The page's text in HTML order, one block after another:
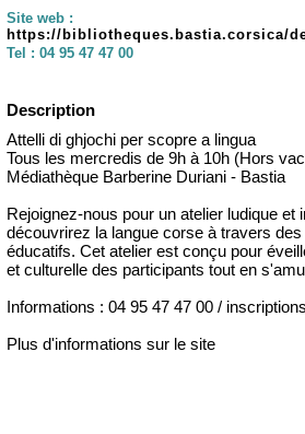
Site web :
https://bibliotheques.bastia.corsica/
Tel : 04 95 47 47 00
Description
Attelli di ghjochi per scopre a lingua
Tous les mercredis de 9h à 10h (Hors
Médiathèque Barberine Duriani - Bastia
Rejoignez-nous pour un atelier ludique et
découvrirez la langue corse à travers
éducatifs. Cet atelier est conçu pour
et culturelle des participants tout en
Informations : 04 95 47 47 00 /
Plus d'informations sur le site